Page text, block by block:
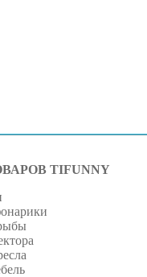
TIFUNNY